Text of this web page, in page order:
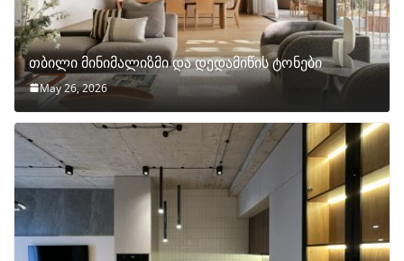
თბილი მინიმალიზმი და დედამიწის ტონები
May 26, 2026